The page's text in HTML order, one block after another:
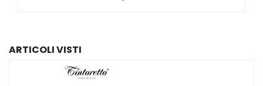
ARTICOLI VISTI